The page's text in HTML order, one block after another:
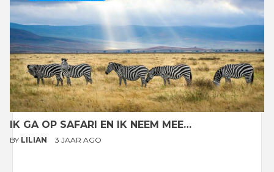
IK GA OP SAFARI EN IK NEEM MEE…
BY LILIAN 3 JAAR AGO